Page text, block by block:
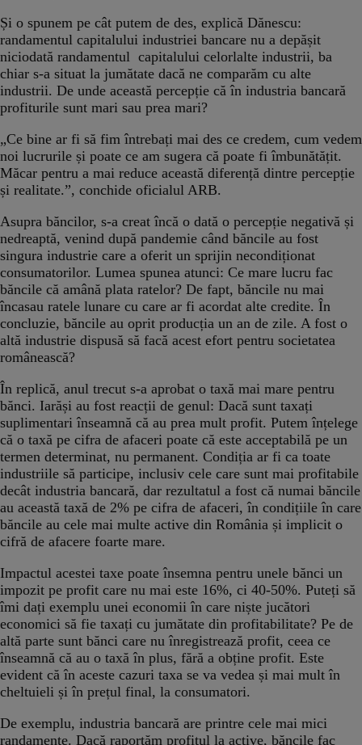
Și o spunem pe cât putem de des, explică Dănescu:
randamentul capitalului industriei bancare nu a depășit
niciodată randamentul capitalului celorlalte industrii, ba
chiar s-a situat la jumătate dacă ne comparăm cu alte
industrii. De unde această percepție că în industria bancară
profiturile sunt mari sau prea mari?
„Ce bine ar fi să fim întrebați mai des ce credem, cum vedem
noi lucrurile și poate ce am sugera că poate fi îmbunătățit.
Măcar pentru a mai reduce această diferență dintre percepție
și realitate.”, conchide oficialul ARB.
Asupra băncilor, s-a creat încă o dată o percepție negativă și
nedreaptă, venind după pandemie când băncile au fost
singura industrie care a oferit un sprijin necondiționat
consumatorilor. Lumea spunea atunci: Ce mare lucru fac
băncile că amână plata ratelor? De fapt, băncile nu mai
încasau ratele lunare cu care ar fi acordat alte credite. În
concluzie, băncile au oprit producția un an de zile. A fost o
altă industrie dispusă să facă acest efort pentru societatea
românească?
În replică, anul trecut s-a aprobat o taxă mai mare pentru
bănci. Iarăși au fost reacții de genul: Dacă sunt taxați
suplimentari înseamnă că au prea mult profit. Putem înțelege
că o taxă pe cifra de afaceri poate că este acceptabilă pe un
termen determinat, nu permanent. Condiția ar fi ca toate
industriile să participe, inclusiv cele care sunt mai profitabile
decât industria bancară, dar rezultatul a fost că numai băncile
au această taxă de 2% pe cifra de afaceri, în condițiile în care
băncile au cele mai multe active din România și implicit o
cifră de afacere foarte mare.
Impactul acestei taxe poate însemna pentru unele bănci un
impozit pe profit care nu mai este 16%, ci 40-50%. Puteți să
îmi dați exemplu unei economii în care niște jucători
economici să fie taxați cu jumătate din profitabilitate? Pe de
altă parte sunt bănci care nu înregistrează profit, ceea ce
înseamnă că au o taxă în plus, fără a obține profit. Este
evident că în aceste cazuri taxa se va vedea și mai mult în
cheltuieli și în prețul final, la consumatori.
De exemplu, industria bancară are printre cele mai mici
randamente. Dacă raportăm profitul la active, băncile fac